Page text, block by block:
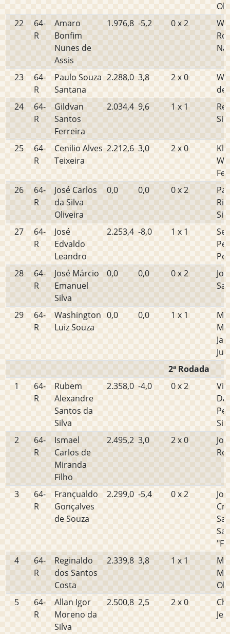
22
64-
R
Amaro
Bonfim
Nunes de
Assis
1.976,8 -5,2 0 x 2
23
64-
R
Paulo Souza
Santana
2.288,0 3,8 2 x 0
de
24
64-
R
Gildvan
Santos
Ferreira
2.034,4 9,6 1 x 1
25
64-
R
Cenilio Alves
Teixeira
2.212,6 3,0 2 x 0
26
64-
R
José Carlos
da Silva
Oliveira
0,0 0,0 0 x 2
27
64-
R
José
Edvaldo
Leandro
2.253,4 -8,0 1 x 1
28
64-
R
José Márcio
Emanuel
Silva
0,0 0,0 0 x 2
29
64-
R
Washington
Luiz Souza
0,0 0,0 1 x 1
2ª Rodada
1
64-
R
Rubem
Alexandre
Santos da
Silva
2.358,0 -4,0 0 x 2
2
64-
R
Ismael
Carlos de
Miranda
Filho
2.495,2 3,0 2 x 0
3
64-
R
Françualdo
Gonçalves
de Souza
2.299,0 -5,4 0 x 2
4
64-
R
Reginaldo
dos Santos
Costa
2.339,8 3,8 1 x 1
5
64-
R
Allan Igor
Moreno da
Silva
2.500,8 2,5 2 x 0